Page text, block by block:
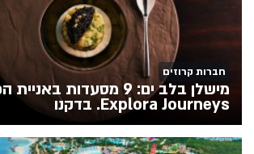
חברות קרוזים
מישלן בלב ים: 9 מסעדות
Explora Journeys. בדקנו